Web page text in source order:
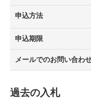
申込方法
申込期限
メールでのお問い合わ
過去の入札